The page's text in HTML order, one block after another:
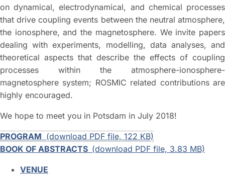
on dynamical, electrodynamical, and chemical processes
that drive coupling events between the neutral atmosphere,
the ionosphere, and the magnetosphere. We invite papers
dealing with experiments, modelling, data analyses, and
theoretical aspects that describe the effects of coupling
processes within the atmosphere-ionosphere-
magnetosphere system; ROSMIC related contributions are
highly encouraged.
We hope to meet you in Potsdam in July 2018!
PROGRAM (download PDF file, 122 KB)
BOOK OF ABSTRACTS (download PDF file, 3.83 MB)
VENUE